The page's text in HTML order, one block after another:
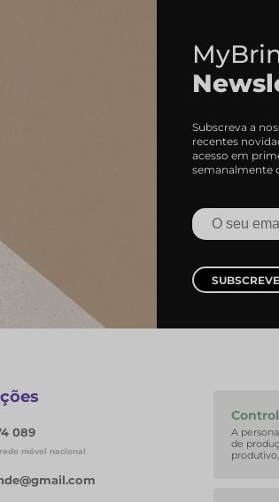
As Melhores
e Blocos de Notas
Subscreva a
recentes
acesso em
semanalmente
089
móvel nacional
A
de